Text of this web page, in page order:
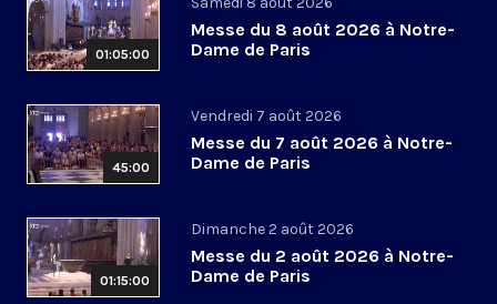
01:05:00
Messe du 8 août 2026 à Notre-
Dame de Paris
45:00
Vendredi 7 août 2026
Messe du 7 août 2026 à Notre-
Dame de Paris
01:15:00
Dimanche 2 août 2026
Messe du 2 août 2026 à Notre-
Dame de Paris